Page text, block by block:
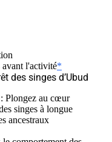
avant l'activité*
des singes d’Ubud
: Plongez au cœur
singes à longue
ancestraux